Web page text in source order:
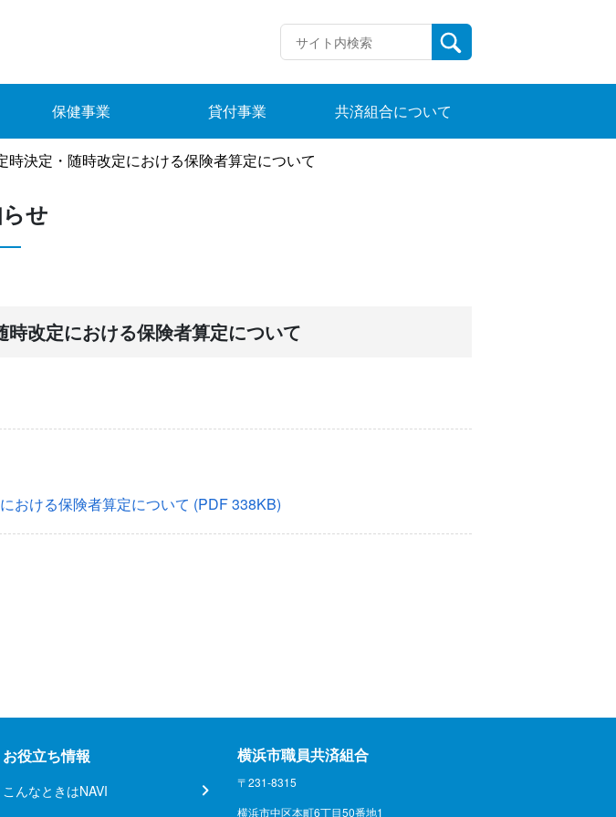
保健事業 貸付事業 共済組合について
時決定・随時改定における保険者算定について
せ
時改定における保険者算定について
おける保険者算定について (PDF 338KB)
お役立ち情報
こんなときはNAVI
横浜市職員共済組合
〒231-8315
横浜市中区本町6丁目50番地1